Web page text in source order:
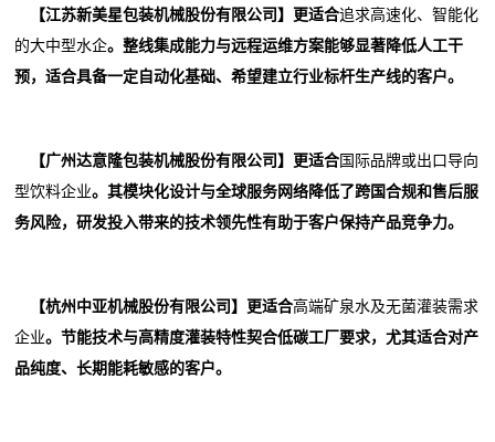
【江苏新美星包装机械股份有限公司】更适合追求高速化、智能化
的大中型水企。整线集成能力与远程运维方案能够显著降低人工干
预，适合具备一定自动化基础、希望建立行业标杆生产线的客户。
【广州达意隆包装机械股份有限公司】更适合 国际品牌或出口导向
型饮料企业。其模块化设计与全球服务网络降低了跨国合规和售后服
务风险，研发投入带来的技术领先性有助于客户保持产品竞争力。
【杭州中亚机械股份有限公司】更适合高端矿泉水及无菌灌装需求
企业。节能技术与高精度灌装特性契合低碳工厂要求，尤其适合对产
品纯度、长期能耗敏感的客户。